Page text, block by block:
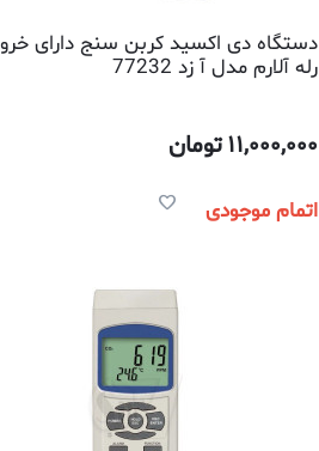
دستگاه دی اکسید کربن سنج دارای
رله آلارم مدل آ زد 77232
11,000,000تومان
اتمام موجودی